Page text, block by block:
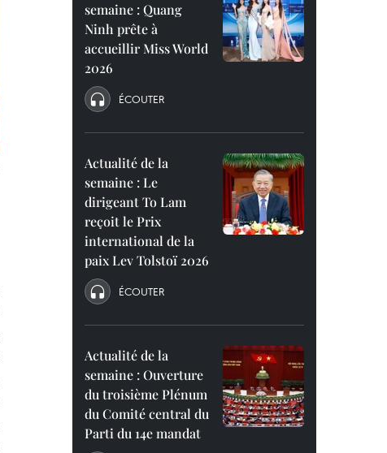
semaine : Quang
Ninh prête à
accueillir Miss World
2026
ÉCOUTER
Actualité de la
semaine : Le
dirigeant To Lam
reçoit le Prix
international de la
paix Lev Tolstoï 2026
ÉCOUTER
Actualité de la
semaine : Ouverture
du troisième Plénum
du Comité central du
Parti du 14e mandat